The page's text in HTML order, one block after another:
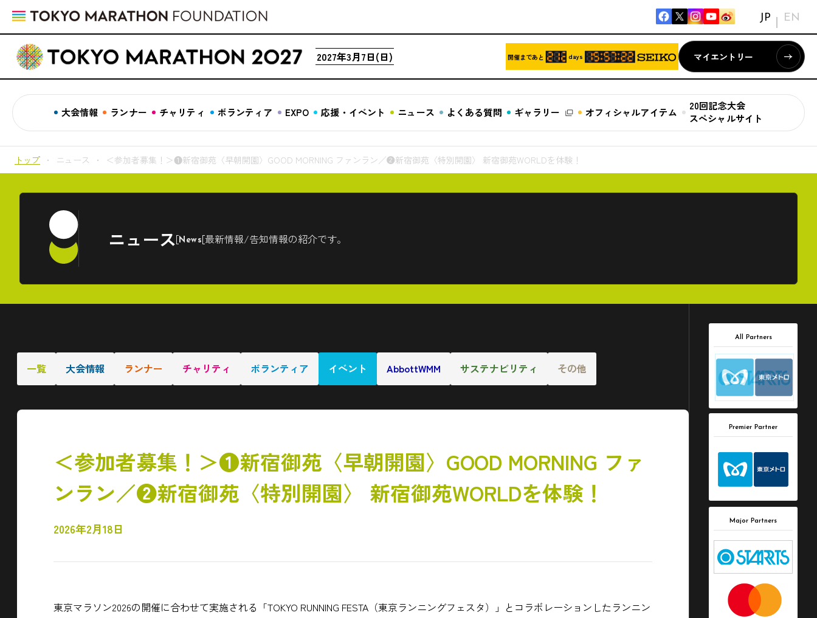
JP EN
2027年3月7日(日) 開催まであと days マイエントリー
大会情報 ランナー チャリティ ボランティア EXPO 応援・イベント ニュース よくある質問 ギャラリー オフィシャルアイテム
20回記念大会
スペシャルサイト
トップ ニュース ＜参加者募集！＞❶新宿御苑〈早朝開園〉GOOD MORNING ファンラン／❷新宿御苑〈特別開園〉 新宿御苑WORLDを体験！
ニュース News 最新情報/告知情報の紹介です。
一覧 大会情報 ランナー チャリティ ボランティア イベント AbbottWMM サステナビリティ その他
＜参加者募集！＞❶新宿御苑〈早朝開園〉GOOD MORNING ファ
ンラン／❷新宿御苑〈特別開園〉 新宿御苑WORLDを体験！
2026年2月18日
東京マラソン2026の開催に合わせて実施される「TOKYO RUNNING FESTA（東京ランニングフェスタ）」とコラボレーションしたランニン
All Partners
Premier Partner
Major Partners